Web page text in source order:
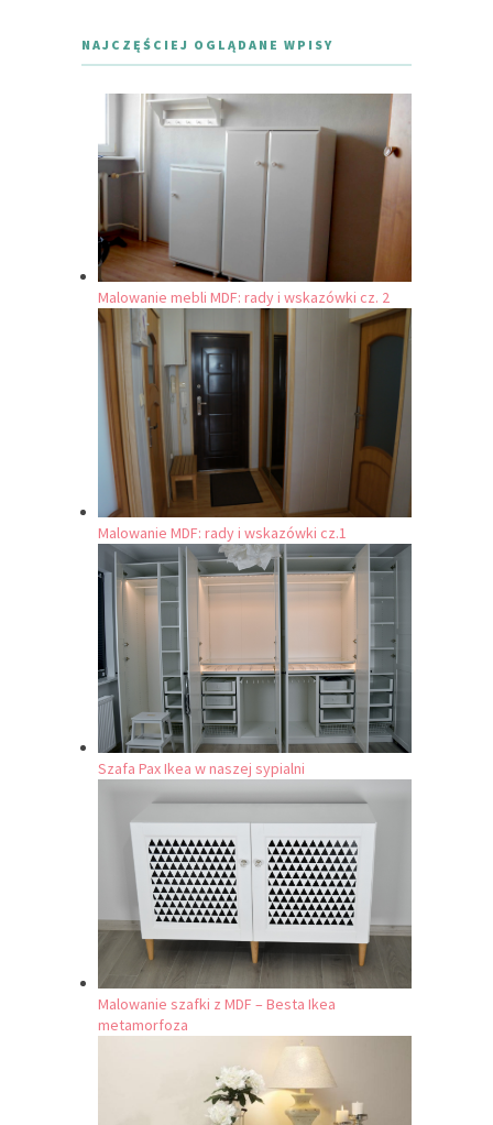
NAJCZĘŚCIEJ OGLĄDANE WPISY
Malowanie mebli MDF: rady i wskazówki cz. 2
Malowanie MDF: rady i wskazówki cz.1
Szafa Pax Ikea w naszej sypialni
Malowanie szafki z MDF – Besta Ikea
metamorfoza